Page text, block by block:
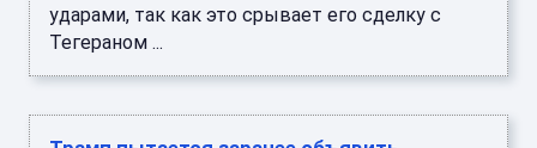
ударами, так как это срывает его сделку с
Тегераном ...